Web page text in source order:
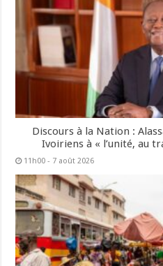
Discours à la Nation :
Ivoiriens à « l’unité, au
11h00 - 7 août 2026